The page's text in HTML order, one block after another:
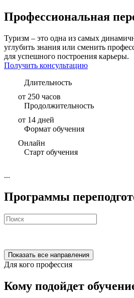
Профессиональная
Туризм – это одна из самых
углубить знания или сменить
для успешного построения карьеры.
Получить консультацию
Длительность
от 250 часов
Продолжительность
от 14 дней
Формат обучения
Онлайн
Старт обучения
...
Программы
Показать все направления
Для кого профессия
Кому подойдет